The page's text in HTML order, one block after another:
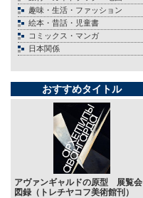
趣味・生活・ファッション
絵本・昔話・児童書
コミックス・マンガ
日本関係
おすすめタイトル
アヴァンギャルドの原型 展覧会
図録（トレチヤコフ美術館刊）